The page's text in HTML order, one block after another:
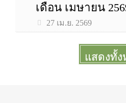
เดือน เมษายน
27 เม.ย. 2569
แสดงทั้